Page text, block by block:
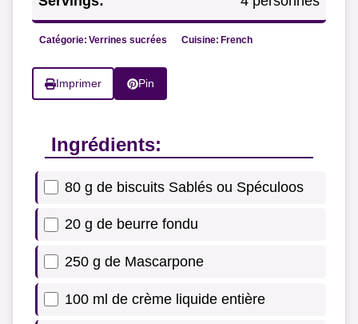
Catégorie: Verrines sucrées Cuisine: French
Imprimer Pin
Ingrédients:
80 g de biscuits Sablés ou Spéculoos
20 g de beurre fondu
250 g de Mascarpone
100 ml de crème liquide entière